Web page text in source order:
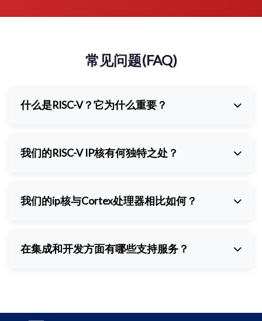
常见问题(FAQ)
什么是RISC-V？它为什么重要？
员自由设计和实现处理器，无需授权许可限制。这种开放
模式促进创新、降低成本，并支持针对特定应用的定制化
我们的RISC-V IP核有何独特之处？
到验证。我们提供全面的解决方案，包括功能安全认证
(ASIL-B/D)、向量处理和加密等高级扩展，以及完整的集
我们的ip核与Cortex处理器相比如何？
的性能，同时具备更高的灵活性、更多的定制选项和更优
的成本效益。
在集成和开发方面有哪些支持服务？